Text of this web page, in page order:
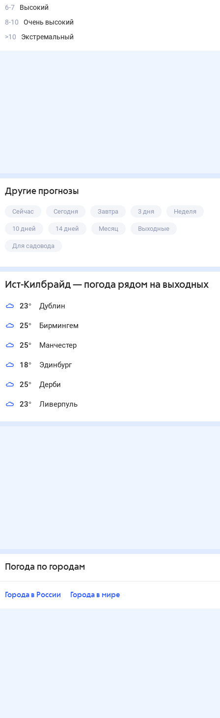
6-7
Высокий
8-10
Очень высокий
>10
Экстремальный
Другие прогнозы
Сейчас Сегодня Завтра 3 дня Неделя
10 дней 14 дней Месяц Выходные
Для садовода
Ист-Килбрайд— погода рядом на выходных
23° Дублин
25° Бирмингем
25° Манчестер
18° Эдинбург
25° Дерби
23° Ливерпуль
Погода по городам
Города в России Города в мире